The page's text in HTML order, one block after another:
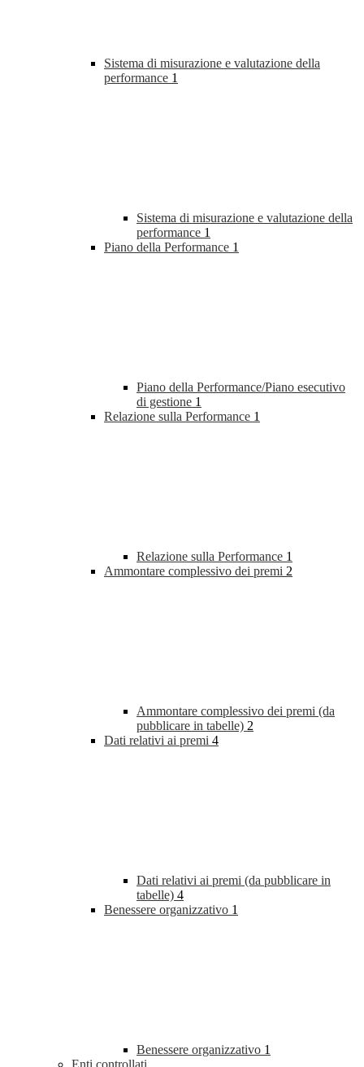
Sistema di misurazione e valutazione della
performance 1
Sistema di misurazione e valutazione della
performance 1
Piano della Performance 1
Piano della Performance/Piano esecutivo
di gestione 1
Relazione sulla Performance 1
Relazione sulla Performance 1
Ammontare complessivo dei premi 2
Ammontare complessivo dei premi (da
pubblicare in tabelle) 2
Dati relativi ai premi 4
Dati relativi ai premi (da pubblicare in
tabelle) 4
Benessere organizzativo 1
Benessere organizzativo 1